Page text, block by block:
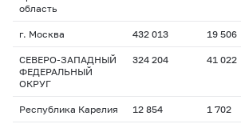
область
г. Москва 432 013 19 506
СЕВЕРО-ЗАПАДНЫЙ
ФЕДЕРАЛЬНЫЙ
ОКРУГ
324 204 41 022
Республика Карелия 12 854 1 702